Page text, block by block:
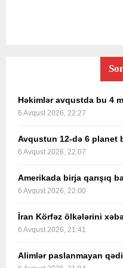
Həkimlər avqustda bu 4
6 Avqust 2026, 22:27
Avqustun 12-də 6 planet
6 Avqust 2026, 22:07
Amerikada birja qarışıq
6 Avqust 2026, 22:00
İran Körfəz ölkələrini
6 Avqust 2026, 21:41
Alimlər paslanmayan